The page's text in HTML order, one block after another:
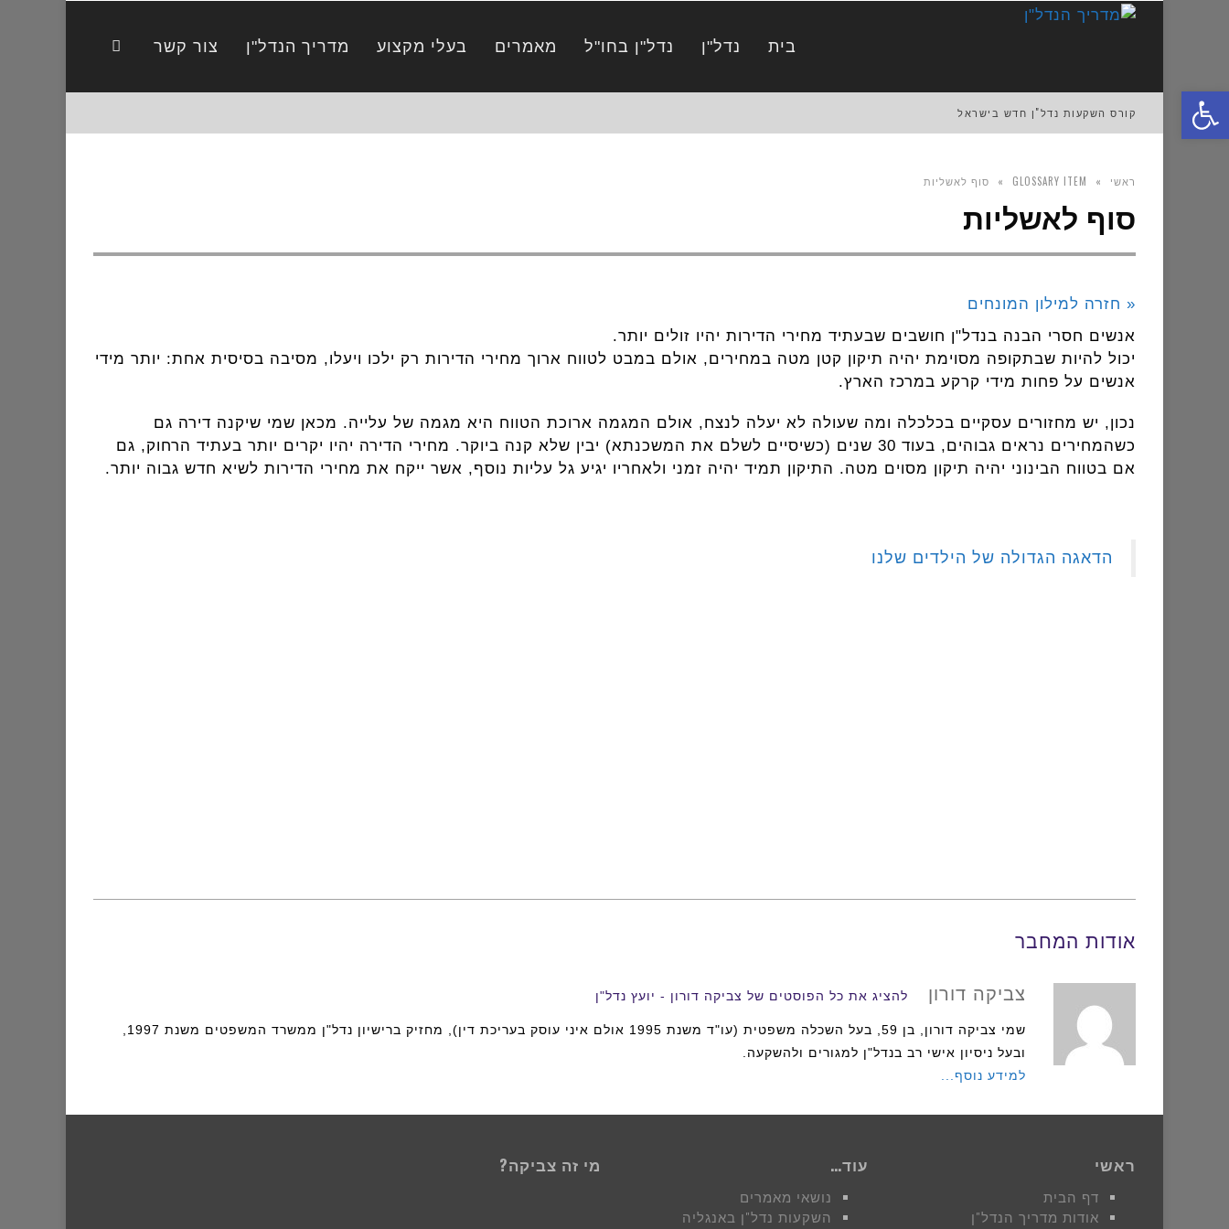
פתח סרגל נגישות
בית נדל"ן נדל"ן בחו"ל מאמרים בעלי מקצוע מדריך הנדל"ן צור קשר
קורס השקעות נדל"ן חדש בישראל
ראשי »
GLOSSARY ITEM
» סוף לאשליות
סוף לאשליות
« חזרה למילון המונחים
אנשים חסרי הבנה בנדל"ן חושבים שבעתיד מחירי הדירות יהיו זולים יותר.
יכול להיות שבתקופה מסוימת יהיה תיקון קטן מטה במחירים, אולם במבט לטווח ארוך מחירי הדירות רק ילכו ויעלו, מסיבה בסיסית אחת: יותר מידי
אנשים על פחות מידי קרקע במרכז הארץ.
נכון, יש מחזורים עסקיים בכלכלה ומה שעולה לא יעלה לנצח, אולם המגמה ארוכת הטווח היא מגמה של עלייה. מכאן שמי שיקנה דירה גם
כשהמחירים נראים גבוהים, בעוד 30 שנים (כשיסיים לשלם את המשכנתא) יבין שלא קנה ביוקר. מחירי הדירה יהיו יקרים יותר בעתיד הרחוק, גם
אם בטווח הבינוני יהיה תיקון מסוים מטה. התיקון תמיד יהיה זמני ולאחריו יגיע גל עליות נוסף, אשר ייקח את מחירי הדירות לשיא חדש גבוה יותר.
הדאגה הגדולה של הילדים שלנו
אודות המחבר
צביקה דורון להציג את כל הפוסטים של צביקה דורון - יועץ נדל"ן
ובעל ניסיון אישי רב בנדל"ן למגורים ולהשקעה.
למידע נוסף...
ראשי
דף הבית
אודות מדריך הנדל"ן
עוד…
נושאי מאמרים
השקעות נדל"ן באנגליה
מי זה צביקה?